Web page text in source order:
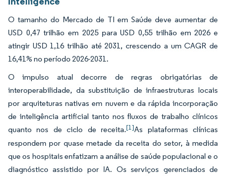
O tamanho do Mercado de TI em Saúde deve aumentar de
USD 0,47 trilhão em 2025 para USD 0,55 trilhão em 2026 e
atingir USD 1,16 trilhão até 2031, crescendo a um CAGR de
16,41% no período 2026-2031.
O impulso atual decorre de regras obrigatórias de
interoperabilidade, da substituição de infraestruturas locais
por arquiteturas nativas em nuvem e da rápida incorporação
de inteligência artificial tanto nos fluxos de trabalho clínicos
quanto nos de ciclo de receita.[1]As plataformas clínicas
respondem por quase metade da receita do setor, à medida
que os hospitais enfatizam a análise de saúde populacional e o
diagnóstico assistido por IA. Os serviços gerenciados de